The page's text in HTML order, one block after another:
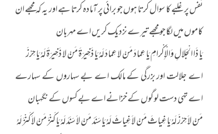
نفس پر غلبے کا سوال کرتا ہوں جو برائی پر آمادہ کرتا ہے اور یہ کہ مجھے ان
کاموں میں لگا جو مجھے تیرے نزدیک کریں اے مہربان
یَا ذَا الْجَلالِ وَالْاِکْرامِ یَا عِمادَ مَنْ لا عِمادَ لَہُ یَا ذَخِیرَةَ مَنْ لا ذَخِیرَةَ لَہُ یَا حِرْزَ
اے جلالت اور بزرگی کے مالک اے بے سہاروں کے سہارے
اے تہی دست لوگوں کے خزانے اے بے کسوں کے نگہبان
مَنْ لاَ حِرْزَ لَہُ یَا غِیاثَ مَنْ لاَ غِیاثَ لَہُ یَا سَنَدَ مَنْ لاَ سَنَدَ لَہُ یَا کَنْزَ مَنْ لاَ کَنْزَ لَہُ